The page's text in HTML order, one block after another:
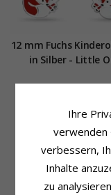
12 mm Fuchs
in Silber - Little
Ihre
verwenden
verbessern,
Inhalte
zu